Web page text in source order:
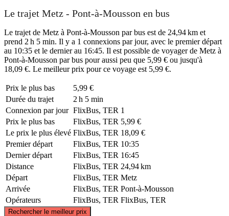
Le trajet Metz - Pont-à-Mousson en bus
Le trajet de Metz à Pont-à-Mousson par bus est de 24,94 km et
prend 2 h 5 min. Il y a 1 connexions par jour, avec le premier départ
au 10:35 et le dernier au 16:45. Il est possible de voyager de Metz à
Pont-à-Mousson par bus pour aussi peu que 5,99 € ou jusqu'à
18,09 €. Le meilleur prix pour ce voyage est 5,99 €.
Prix ​​le plus bas
5,99 €
Durée du trajet
2 h 5 min
Connexion par jour FlixBus, TER 1
Prix ​​le plus bas
FlixBus, TER 5,99 €
Le prix le plus élevé FlixBus, TER 18,09 €
Premier départ
FlixBus, TER 10:35
Dernier départ
FlixBus, TER 16:45
Distance
FlixBus, TER 24,94 km
Départ
FlixBus, TER Metz
Arrivée
FlixBus, TER Pont-à-Mousson
Opérateurs
FlixBus, TER FlixBus, TER
Rechercher le meilleur prix
©CARTO, © OpenStreetMap